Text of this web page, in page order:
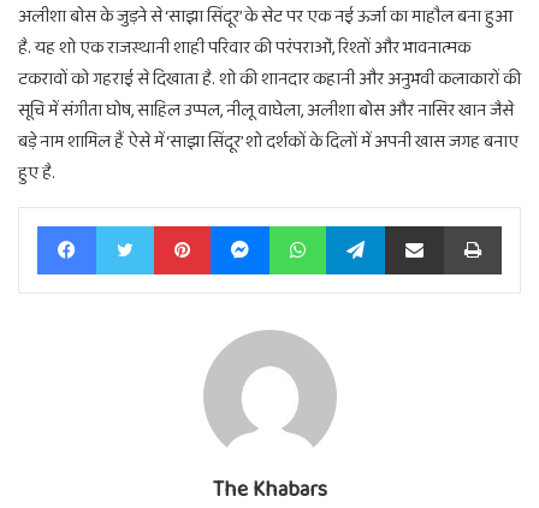
अलीशा बोस के जुड़ने से ‘साझा सिंदूर’ के सेट पर एक नई ऊर्जा का माहौल बना हुआ
है. यह शो एक राजस्थानी शाही परिवार की परंपराओं, रिश्तों और भावनात्मक
टकरावों को गहराई से दिखाता है. शो की शानदार कहानी और अनुभवी कलाकारों की
सूचि में संगीता घोष, साहिल उप्पल, नीलू वाघेला, अलीशा बोस और नासिर खान जैसे
बड़े नाम शामिल हैं ऐसे में ‘साझा सिंदूर’ शो दर्शकों के दिलों में अपनी खास जगह बनाए
हुए है.
FacebookTwitter PinterestMessengerWhatsAppTelegramShare via Email Print
The Khabars